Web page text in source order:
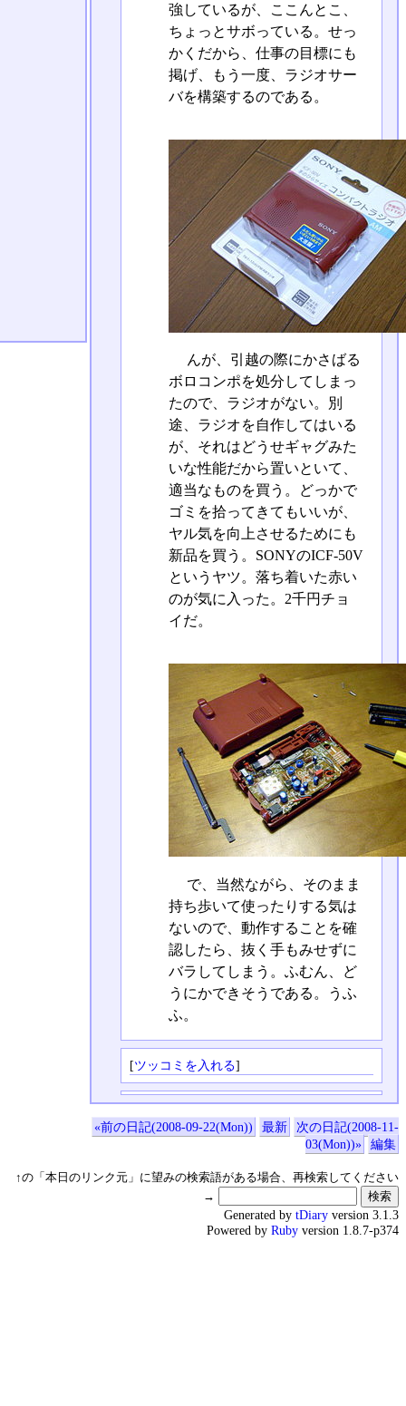
強しているが、ここんとこ、
ちょっとサボっている。せっ
かくだから、仕事の目標にも
掲げ、もう一度、ラジオサー
バを構築するのである。
んが、引越の際にかさばる
ボロコンポを処分してしまっ
たので、ラジオがない。別
途、ラジオを自作してはいる
が、それはどうせギャグみた
いな性能だから置いといて、
適当なものを買う。どっかで
ゴミを拾ってきてもいいが、
ヤル気を向上させるためにも
新品を買う。SONYのICF-50V
というヤツ。落ち着いた赤い
のが気に入った。2千円チョ
イだ。
で、当然ながら、そのまま
持ち歩いて使ったりする気は
ないので、動作することを確
認したら、抜く手もみせずに
バラしてしまう。ふむん、ど
うにかできそうである。うふ
ふ。
[ツッコミを入れる]
«前の日記(2008-09-22(Mon)) 最新
次の日記(2008-11-
03(Mon))»
編集
↑の「本日のリンク元」に望みの検索語がある場合、再検索してください
→
Generated by tDiary version 3.1.3
Powered by Ruby version 1.8.7-p374